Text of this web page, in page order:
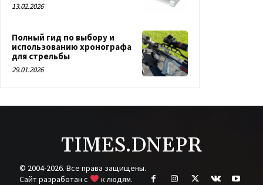
13.02.2026
Полный гид по выбору и
использованию хронографа
для стрельбы
29.01.2026
TIMES.DNEPR
© 2004-2026. Все права защищены.
Cайт разработан с
к людям.